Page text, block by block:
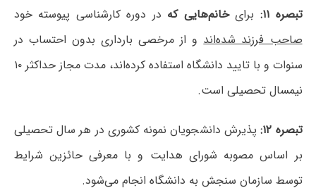
تبصره ۱۱: برایخانم‌هایی که در دوره کارشناسی پیوسته خود
صاحب فرزند شده‌اندو از مرخصی بارداری بدون احتساب در
سنوات و با تایید دانشگاه استفاده کرده‌اند، مدت مجاز حداکثر ۱۰
نیمسال تحصیلی است.
تبصره ۱۲:
پذیرش دانشجویان نمونه کشوری در هر سال تحصیلی
بر اساس مصوبه شورای هدایت و با معرفی حائزین شرایط
توسط سازمان سنجش به دانشگاه انجام می‌شود.